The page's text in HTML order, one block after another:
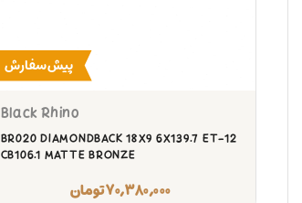
پیش‌سفارش
Black Rhino
BR020 DIAMONDBACK 18X9 6X139.7 ET-12
CB106.1 MATTE BRONZE
۷۰,۳۸۰,۰۰۰تومان